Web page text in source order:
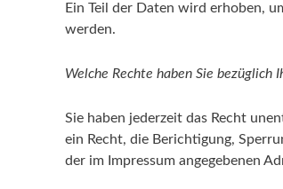
Ein Teil der Daten wird erhoben,
werden.
Welche Rechte haben Sie bezüglich
Sie haben jederzeit das Recht
ein Recht, die Berichtigung,
der im Impressum angegebenen